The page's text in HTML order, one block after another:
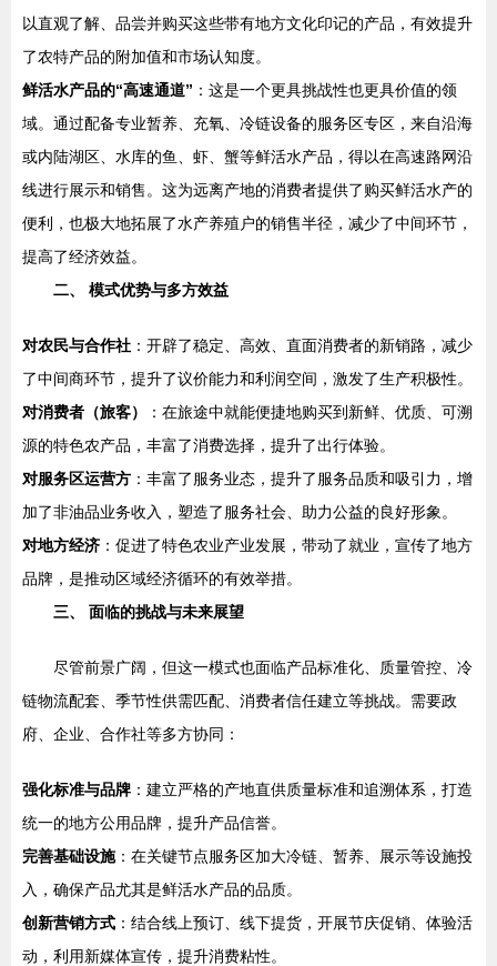
以直观了解、品尝并购买这些带有地方文化印记的产品，有效提升
了农特产品的附加值和市场认知度。
鲜活水产品的“高速通道” ：这是一个更具挑战性也更具价值的领
域。通过配备专业暂养、充氧、冷链设备的服务区专区，来自沿海
或内陆湖区、水库的鱼、虾、蟹等鲜活水产品，得以在高速路网沿
线进行展示和销售。这为远离产地的消费者提供了购买鲜活水产的
便利，也极大地拓展了水产养殖户的销售半径，减少了中间环节，
提高了经济效益。
二、 模式优势与多方效益
对农民与合作社 ：开辟了稳定、高效、直面消费者的新销路，减少
了中间商环节，提升了议价能力和利润空间，激发了生产积极性。
对消费者（旅客）
：在旅途中就能便捷地购买到新鲜、优质、可溯
源的特色农产品，丰富了消费选择，提升了出行体验。
对服务区运营方 ：丰富了服务业态，提升了服务品质和吸引力，增
加了非油品业务收入，塑造了服务社会、助力公益的良好形象。
对地方经济 ：促进了特色农业产业发展，带动了就业，宣传了地方
品牌，是推动区域经济循环的有效举措。
三、 面临的挑战与未来展望
尽管前景广阔，但这一模式也面临产品标准化、质量管控、冷
链物流配套、季节性供需匹配、消费者信任建立等挑战。需要政
府、企业、合作社等多方协同：
强化标准与品牌 ：建立严格的产地直供质量标准和追溯体系，打造
统一的地方公用品牌，提升产品信誉。
完善基础设施：在关键节点服务区加大冷链、暂养、展示等设施投
入，确保产品尤其是鲜活水产品的品质。
创新营销方式 ：结合线上预订、线下提货，开展节庆促销、体验活
动，利用新媒体宣传，提升消费粘性。